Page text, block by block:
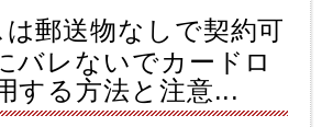
は郵送物なしで契約可
バレないでカードロ
する方法と注意...